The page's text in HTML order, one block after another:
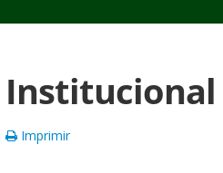
Institucional
Imprimir